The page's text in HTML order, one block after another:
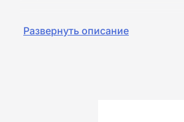
образования (ВУЗ, колледж,
Развернуть описание